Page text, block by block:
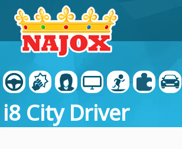
i8 City Driver